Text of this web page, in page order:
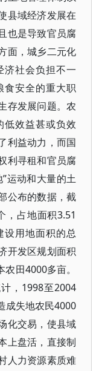
县域经济发展在
也是导致官员腐
面，城乡二元化
济社会负担不一
食安全的重大职
存发展问题。农
效益甚或负效
利益动力，而国
利寻租和官员腐
运动和大量的土
公布的数据，截
，占地面积3.51
用地面积的总
开发区规划面积
田4000多亩。
，1998至2004
成失地农民4000
化交易，使县域
上盘活，直接制
人力资源素质难